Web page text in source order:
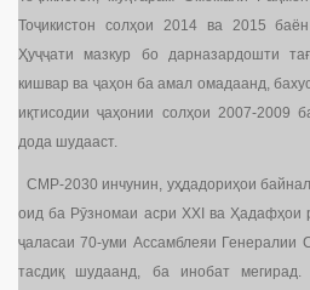
Тоҷикистон солҳои 2014 ва 2015
Ҳуҷҷати мазкур бо дарназардошти
кишвар ва ҷаҳон ба амал омадаанд,
иқтисодии ҷаҳонии солҳои 2007-2009
дода шудааст.
СМР-2030 инчунин, уҳдадориҳои
оид ба Рӯзномаи асри XXI ва Ҳадафҳои
ҷаласаи 70-уми Ассамблеяи
тасдиқ шудаанд, ба инобат